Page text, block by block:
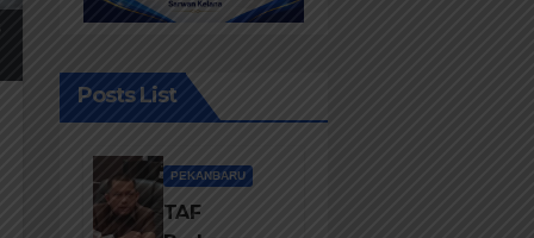
Posts List
PEKANBARU
TAF